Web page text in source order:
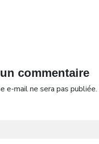
commentaire
e-mail ne sera pas publiée.